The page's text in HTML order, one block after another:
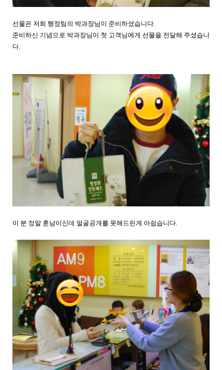
선물은 저희 행정팀의 박과장님이 준비하셨습니다.
준비하신 기념으로 박과장님이 첫 고객님에게 선물을 전달해 주셨습니
다.
이 분 정말 훈남이신데 얼굴공개를 못해드린게 아쉽습니다.